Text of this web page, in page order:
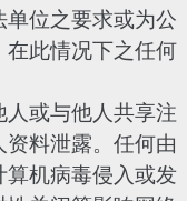
位之要求或为公
此情况下之任何
或与他人共享注
料泄露。任何由
机病毒侵入或发